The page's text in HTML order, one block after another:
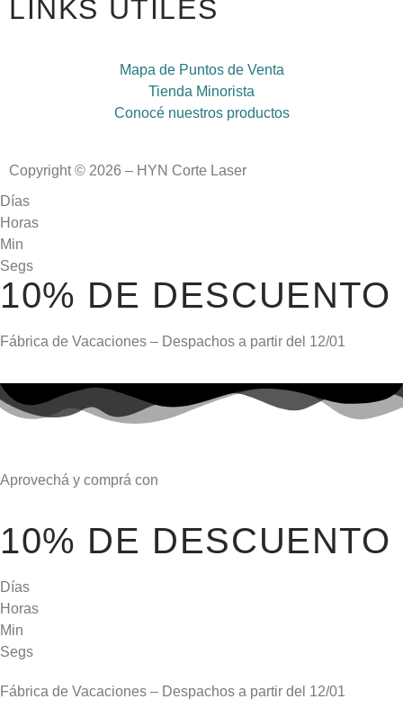
LINKS ÚTILES
Mapa de Puntos de Venta
Tienda Minorista
Conocé nuestros productos
Copyright © 2026 – HYN Corte Laser
10% DE DESCUENTO
Fábrica de Vacaciones – Despachos a partir del 12/01
Días
Horas
Min
Segs
Aprovechá y comprá con
10% DE DESCUENTO
Días
Horas
Min
Segs
Fábrica de Vacaciones – Despachos a partir del 12/01